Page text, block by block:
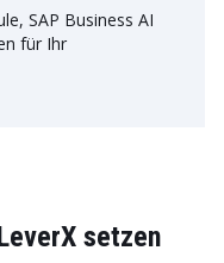
SAP Business AI
für Ihr
setzen